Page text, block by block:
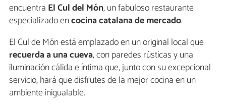
encuentra El Cul del Món, un fabuloso restaurante
especializado encocina catalana de mercado.
El Cul de Món está emplazado en un original local que
recuerda a una cueva, con paredes rústicas y una
iluminación cálida e íntima que, junto con su excepcional
servicio, hará que disfrutes de la mejor cocina en un
ambiente inigualable.